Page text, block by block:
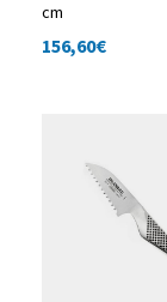
cm
156,60€